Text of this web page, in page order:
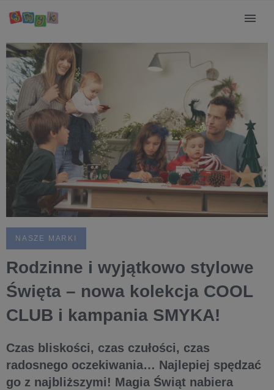
NASZE MARKI
Rodzinne i wyjątkowo stylowe
Święta – nowa kolekcja COOL
CLUB i kampania SMYKA!
Czas bliskości, czas czułości, czas
radosnego oczekiwania… Najlepiej spędzać
go z najbliższymi! Magia Świąt nabiera